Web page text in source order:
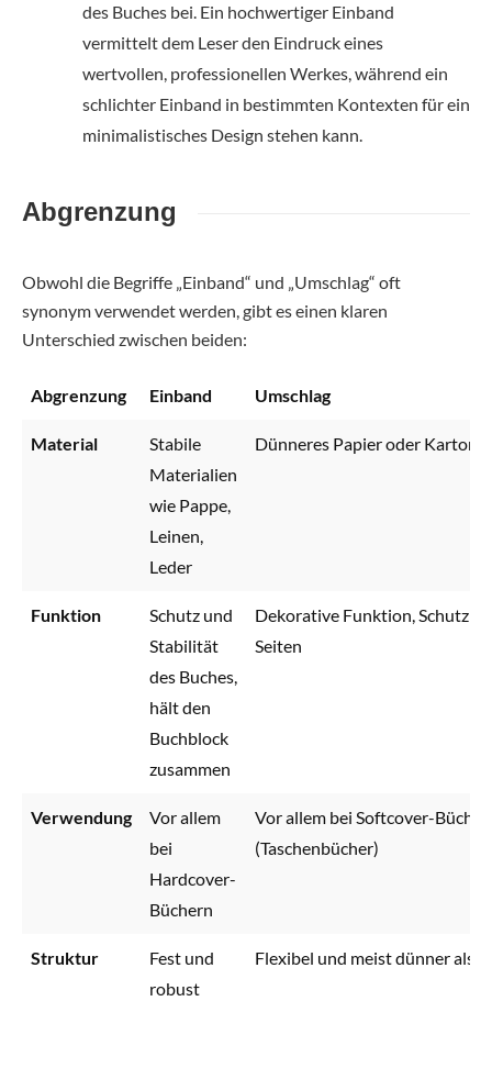
des Buches bei. Ein hochwertiger Einband
vermittelt dem Leser den Eindruck eines
wertvollen, professionellen Werkes, während ein
schlichter Einband in bestimmten Kontexten für ein
minimalistisches Design stehen kann.
Abgrenzung
Obwohl die Begriffe „Einband“ und „Umschlag“ oft
synonym verwendet werden, gibt es einen klaren
Unterschied zwischen beiden:
Abgrenzung Einband Umschlag
Material
Stabile
Materialien
wie Pappe,
Leinen,
Leder
Dünneres Papier oder Karton
Funktion
Schutz und
Stabilität
des Buches,
hält den
Buchblock
zusammen
Dekorative Funktion, Schutz
Seiten
Verwendung
Vor allem
bei
Hardcover-
Büchern
Vor allem bei Softcover-
(Taschenbücher)
Struktur
Fest und
robust
Flexibel und meist dünner als